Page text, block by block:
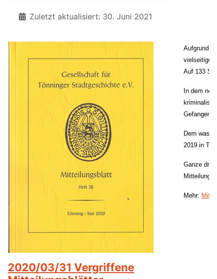
Zuletzt aktualisiert: 30. Juni 2021
Aufgrund
vielseitiges
Auf 133
In dem
Gefangen
Dem was
2019 in
Ganze drei
Mehr:
2020/03/31 Vergriffene